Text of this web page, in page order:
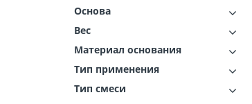
Основа
Вес
Материал основания
Тип применения
Тип смеси